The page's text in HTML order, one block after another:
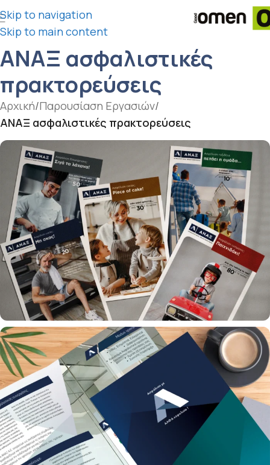
Skip to navigation
Skip to main content
ΑΝΑΞ ασφαλιστικές
πρακτορεύσεις
Αρχική/Παρουσίαση Εργασιών/
ΑΝΑΞ ασφαλιστικές πρακτορεύσεις